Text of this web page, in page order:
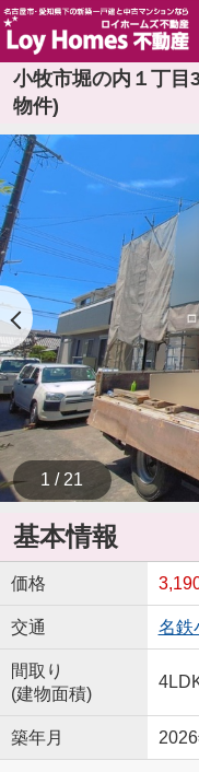
小牧市堀の内１丁目
物件)
1 / 21
基本情報
価格
交通 名鉄
間取り
(建物面積)
築年月